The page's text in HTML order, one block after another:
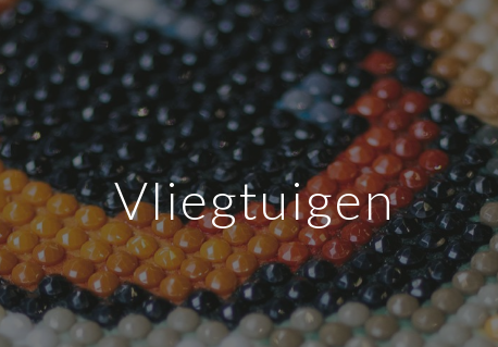
Skip to main content Skip to
Vliegtuigen